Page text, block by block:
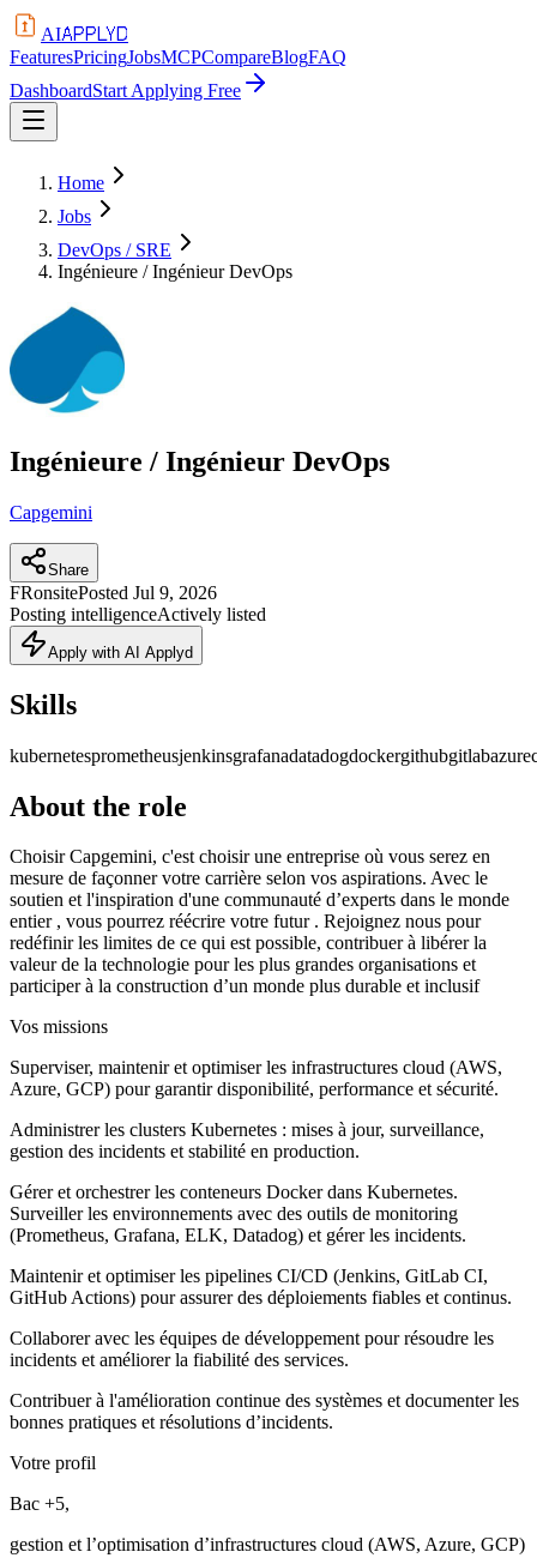
AIAPPLYD
FeaturesPricingJobsMCPCompareBlogFAQ
DashboardStart Applying Free
Home
Jobs
DevOps / SRE
Ingénieure / Ingénieur DevOps
Ingénieure / Ingénieur DevOps
Capgemini
Share
FRonsitePosted Jul 9, 2026
Posting intelligenceActively listed
Apply with AI Applyd
Skills
kubernetesprometheusjenkinsgrafanadatadogdockergithubgitlabazure
About the role
Choisir Capgemini, c'est choisir une entreprise où vous serez en
mesure de façonner votre carrière selon vos aspirations. Avec le
soutien et l'inspiration d'une communauté d’experts dans le monde
entier , vous pourrez réécrire votre futur . Rejoignez nous pour
redéfinir les limites de ce qui est possible, contribuer à libérer la
valeur de la technologie pour les plus grandes organisations et
participer à la construction d’un monde plus durable et inclusif
Vos missions
Superviser, maintenir et optimiser les infrastructures cloud (AWS,
Azure, GCP) pour garantir disponibilité, performance et sécurité.
Administrer les clusters Kubernetes : mises à jour, surveillance,
gestion des incidents et stabilité en production.
Gérer et orchestrer les conteneurs Docker dans Kubernetes.
Surveiller les environnements avec des outils de monitoring
(Prometheus, Grafana, ELK, Datadog) et gérer les incidents.
Maintenir et optimiser les pipelines CI/CD (Jenkins, GitLab CI,
GitHub Actions) pour assurer des déploiements fiables et continus.
Collaborer avec les équipes de développement pour résoudre les
incidents et améliorer la fiabilité des services.
Contribuer à l'amélioration continue des systèmes et documenter les
bonnes pratiques et résolutions d’incidents.
Votre profil
Bac +5,
gestion et l’optimisation d’infrastructures cloud (AWS, Azure, GCP)